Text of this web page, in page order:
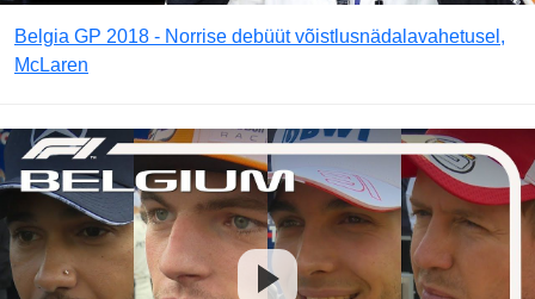
Belgia GP 2018 - Norrise debüüt võistlusnädalavahetusel,
McLaren